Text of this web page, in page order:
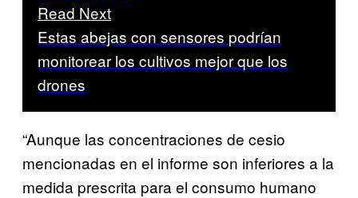
Read Next
Estas abejas con sensores podrían
monitorear los cultivos mejor que los
drones
“Aunque las concentraciones de cesio
mencionadas en el informe son inferiores a la
medida prescrita para el consumo humano